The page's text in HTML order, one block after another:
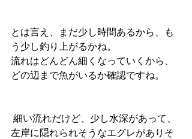
とは言え、まだ少し時間あるから、も
う少し釣り上がるかね。
流れはどんどん細くなっていくから、
どの辺まで魚がいるか確認ですね。
左岸に隠れられそうなエグレがありそ